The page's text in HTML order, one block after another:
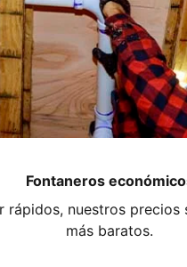
Fontaneros
rápidos, nuestros precios
más baratos.